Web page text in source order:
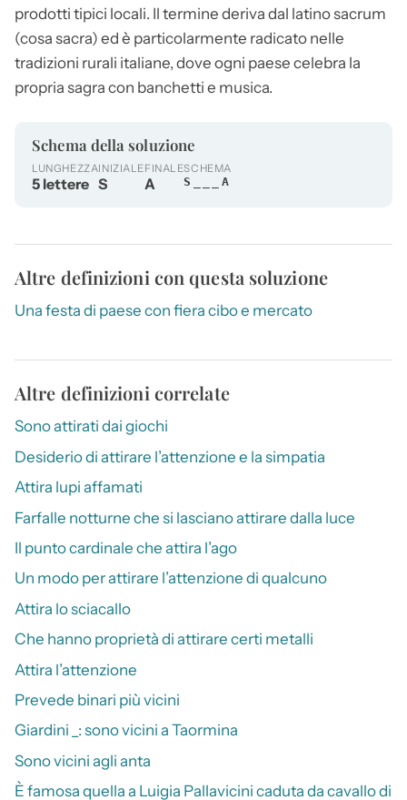
prodotti tipici locali. Il termine deriva dal latino sacrum
(cosa sacra) ed è particolarmente radicato nelle
tradizioni rurali italiane, dove ogni paese celebra la
propria sagra con banchetti e musica.
Schema della soluzione
LUNGHEZZA
5 lettere
INIZIALE
S
FINALE
A
SCHEMA
S___A
Altre definizioni con questa soluzione
Una festa di paese con fiera cibo e mercato
Altre definizioni correlate
Sono attirati dai giochi
Desiderio di attirare l’attenzione e la simpatia
Attira lupi affamati
Farfalle notturne che si lasciano attirare dalla luce
Il punto cardinale che attira l’ago
Un modo per attirare l’attenzione di qualcuno
Attira lo sciacallo
Che hanno proprietà di attirare certi metalli
Attira l’attenzione
Prevede binari più vicini
Giardini _: sono vicini a Taormina
Sono vicini agli anta
È famosa quella a Luigia Pallavicini caduta da cavallo di